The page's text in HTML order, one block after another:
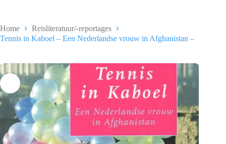
Home
Reisliteratuur/-reportages
Tennis in Kaboel – Een Nederlandse vrouw in Afghanistan –